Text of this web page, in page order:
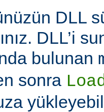
DLL
DLL’i
bulunan
sonra